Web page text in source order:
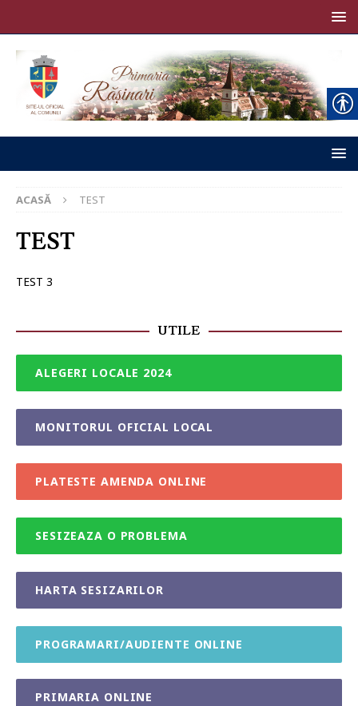
ACASĂ TEST
TEST
TEST 3
UTILE
ALEGERI LOCALE 2024
MONITORUL OFICIAL LOCAL
PLATESTE AMENDA ONLINE
SESIZEAZA O PROBLEMA
HARTA SESIZARILOR
PROGRAMARI/AUDIENTE ONLINE
PRIMARIA ONLINE